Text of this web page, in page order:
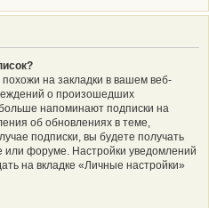
на закладки в вашем веб-
о произошедших
напоминают подписки на
об обновлениях в теме,
подписки, вы будете получать
или форуме. Настройки уведомлений
на вкладке «Личные настройки»